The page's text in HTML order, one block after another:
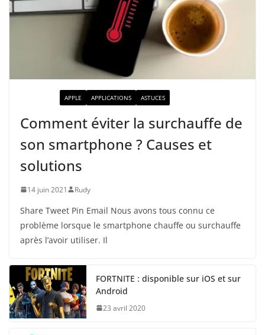
APPLE APPLICATIONS ASTUCES
Comment éviter la surchauffe de
son smartphone ? Causes et
solutions
14 juin 2021 Rudy
Share Tweet Pin Email Nous avons tous connu ce
problème lorsque le smartphone chauffe ou surchauffe
après l’avoir utiliser. Il
FORTNITE : disponible sur iOS et sur
Android
23 avril 2020